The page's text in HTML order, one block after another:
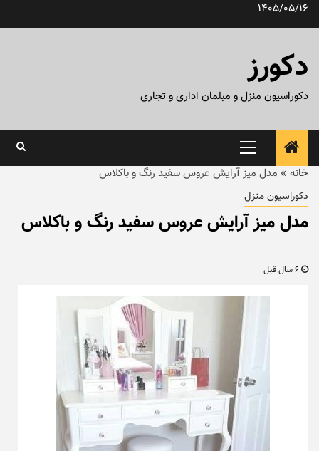
پرش1405/05/16
دکورز
دکوراسیون منزل و مبلمان اداری و تجاری
منوی
اصلی
خانه » مدل میز آرایش عروس سفید رنگ و باکلاس
دکوراسیون منزل
مدل میز آرایش عروس سفید رنگ و باکلاس